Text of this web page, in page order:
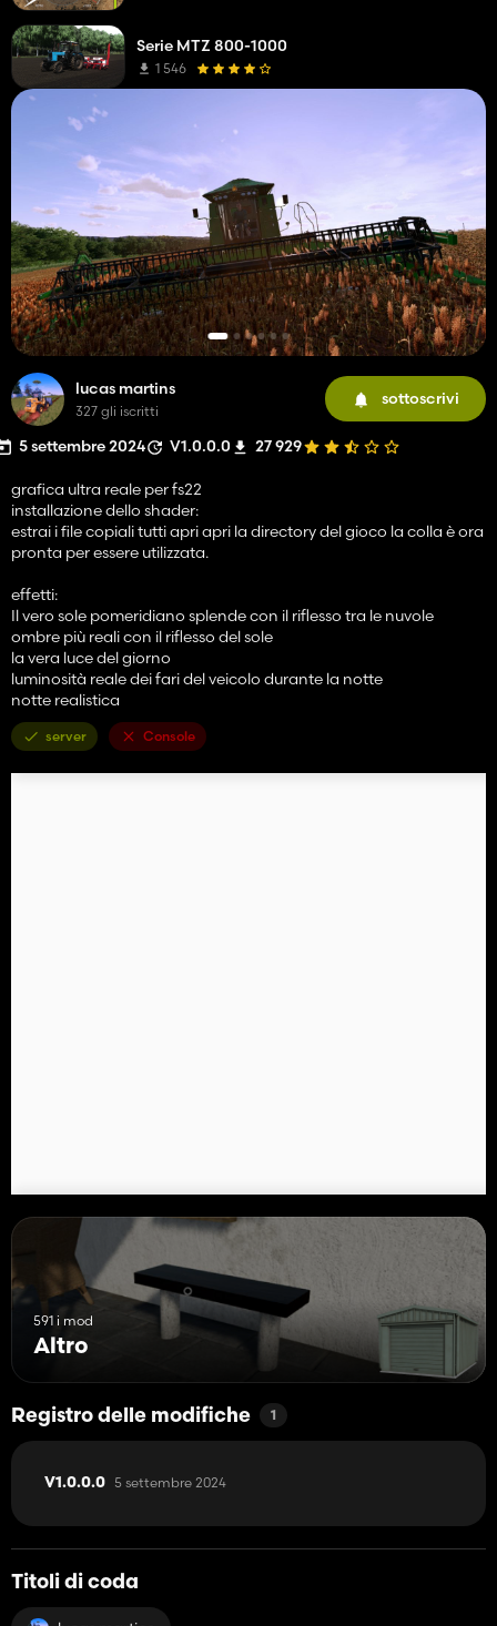
lucas martins
327 gli iscritti
sottoscrivi
5 settembre 2024 V1.0.0.0 27 929
grafica ultra reale per fs22
installazione dello shader:
estrai i file copiali tutti apri apri la directory del gioco la colla è ora
pronta per essere utilizzata.
effetti:
Il vero sole pomeridiano splende con il riflesso tra le nuvole
ombre più reali con il riflesso del sole
la vera luce del giorno
luminosità reale dei fari del veicolo durante la notte
notte realistica
server Console
591 i mod
Altro
Registro delle modifiche 1
V1.0.0.0 5 settembre 2024
Titoli di coda
Serie MTZ 800-1000
1 546